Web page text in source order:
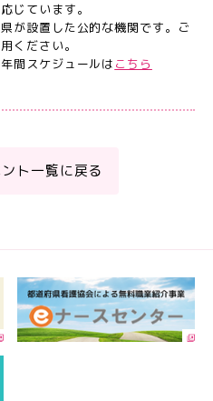
じています。
が設置した公的な機関です。ご
ください。
間スケジュールは こちら
ト一覧に戻る